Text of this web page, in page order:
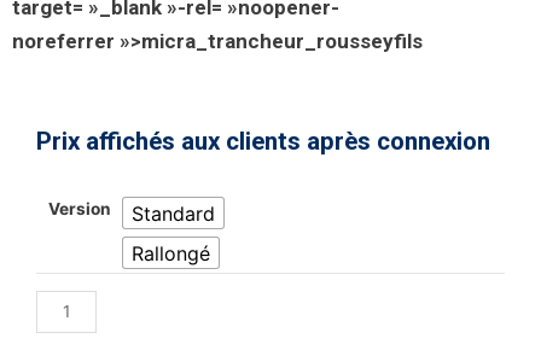
target= »_blank »-rel= »noopener-
noreferrer »>micra_trancheur_rousseyfils
Prix affichés aux clients après connexion
Version
Standard
Rallongé